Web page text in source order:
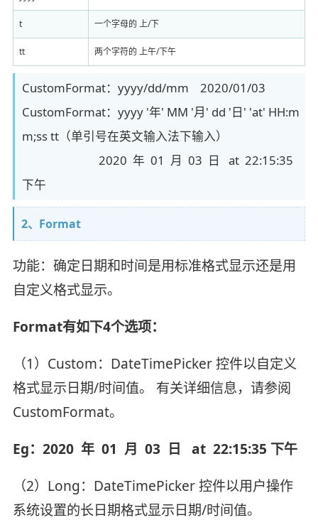
t 一个字母的 上/下
tt 两个字符的 上午/下午
CustomFormat：yyyy/dd/mm 2020/01/03
CustomFormat：yyyy '年' MM '月' dd '日' 'at' HH:m
m;ss tt（单引号在英文输入法下输入）
2020 年 01 月 03 日 at 22:15:35
下午
2、Format
功能：确定日期和时间是用标准格式显示还是用
自定义格式显示。
Format有如下4个选项：
（1）Custom：DateTimePicker 控件以自定义
格式显示日期/时间值。 有关详细信息，请参阅
CustomFormat。
Eg：2020 年 01 月 03 日 at 22:15:35 下午
（2）Long：DateTimePicker 控件以用户操作
系统设置的长日期格式显示日期/时间值。